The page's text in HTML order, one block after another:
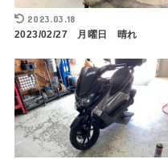
2023.03.18
2023/02/27 月曜日 晴れ